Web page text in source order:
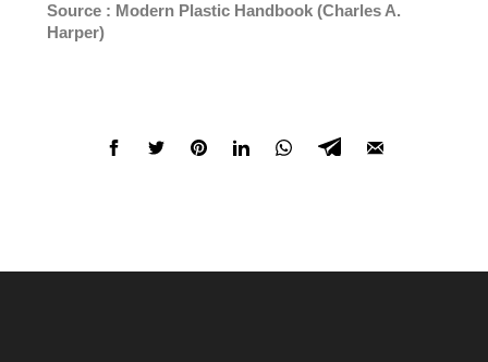
Source : Modern Plastic Handbook (Charles A.
Harper)